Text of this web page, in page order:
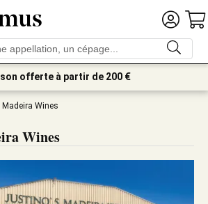
offerte à partir de 200 €
Madeira Wines
Wines